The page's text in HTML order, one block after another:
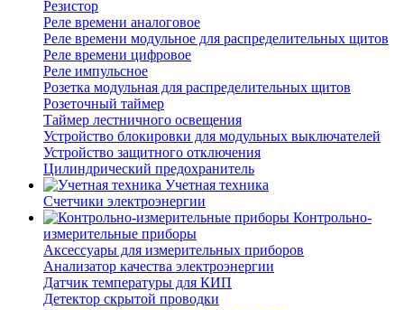
Резистор
Реле времени аналоговое
Реле времени модульное для распределительных щитов
Реле времени цифровое
Реле импульсное
Розетка модульная для распределительных щитов
Розеточный таймер
Таймер лестничного освещения
Устройство блокировки для модульных выключателей
Устройство защитного отключения
Цилиндрический предохранитель
Учетная техника
Счетчики электроэнергии
Контрольно-
измерительные приборы
Аксессуары для измерительных приборов
Анализатор качества электроэнергии
Датчик температуры для КИП
Детектор скрытой проводки